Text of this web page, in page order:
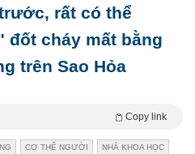
rất có thể
đốt cháy mất bằng
trên Sao Hỏa
Copy link
CƠ THỂ NGƯỜI NHÀ KHOA HỌC